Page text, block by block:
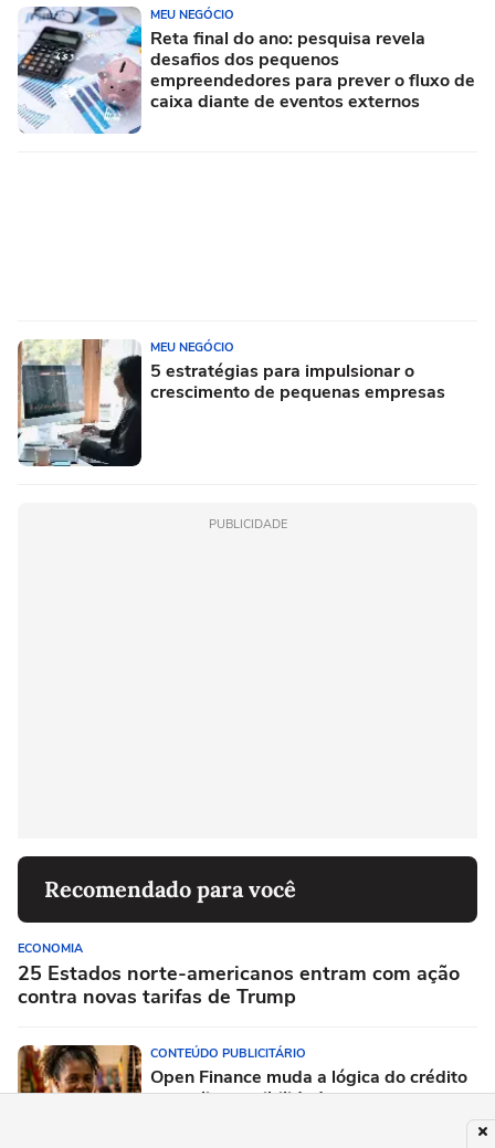
MEU NEGÓCIO
Reta final do ano: pesquisa revela
desafios dos pequenos
empreendedores para prever o fluxo de
caixa diante de eventos externos
MEU NEGÓCIO
5 estratégias para impulsionar o
crescimento de pequenas empresas
PUBLICIDADE
Recomendado para você
ECONOMIA
25 Estados norte-americanos entram com ação
contra novas tarifas de Trump
CONTEÚDO PUBLICITÁRIO
Open Finance muda a lógica do crédito
e amplia possibilidades para